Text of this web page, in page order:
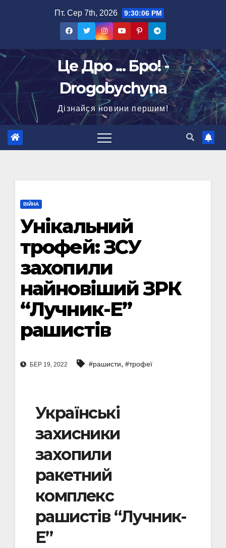
Пт. Сер 7th, 2026 9:30:07 PM
Це Дро ... Бро! -
Drogobychyna
Дізнайся новини першим!
ВІЙНА
Унікальний
трофей: ЗСУ
захопили
найновіший ЗРК
“Лучник-Е”
рашистів
БЕР 19, 2022 #рашисти, #трофеї
Українські
захисники
захопили
ракетний
комплекс
рашистів “Лучник-
Е”